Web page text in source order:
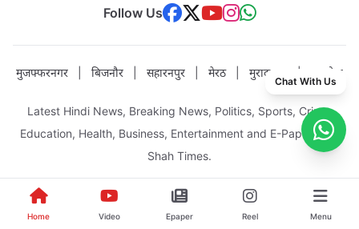
Follow Us
मुजफ्फरनगर बिजनौर सहारनपुर मेरठ मुरादाबाद | अमरोहा
Latest Hindi News, Breaking News, Politics, Sports, Crime,
Education, Health, Business, Entertainment and E-Paper from
Shah Times.
💬 WhatsApp पर जुड़ें
Home Video Epaper Reel Menu
Chat With Us